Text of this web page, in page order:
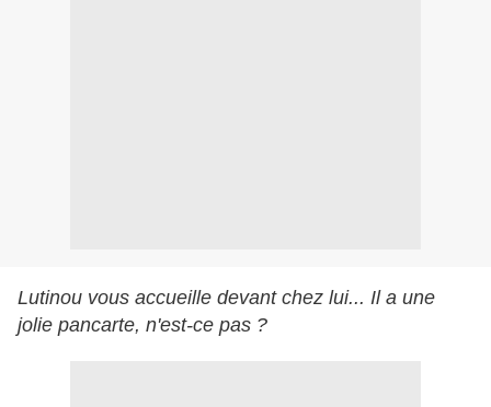
Lutinou vous accueille devant chez lui... Il a une
jolie pancarte, n'est-ce pas ?